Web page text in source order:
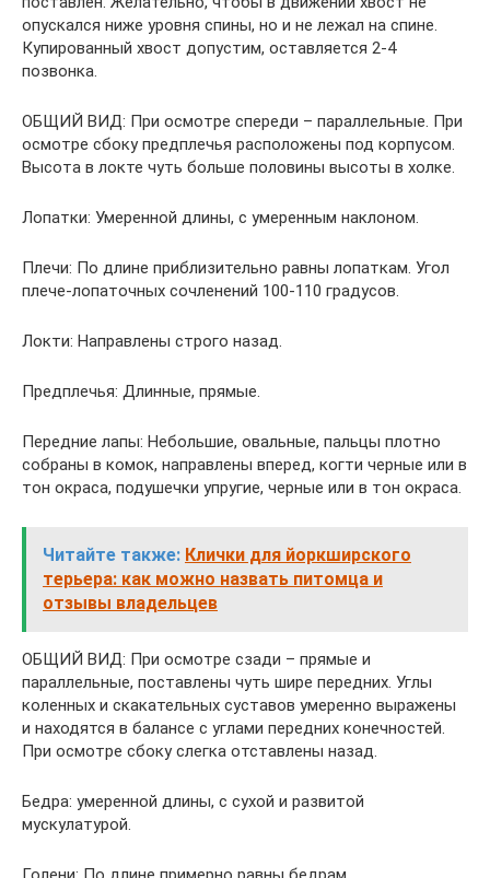
опускался ниже уровня спины, но и не лежал на спине.
Купированный хвост допустим, оставляется 2-4
позвонка.
ОБЩИЙ ВИД: При осмотре спереди – параллельные. При
осмотре сбоку предплечья расположены под корпусом.
Высота в локте чуть больше половины высоты в холке.
Лопатки: Умеренной длины, с умеренным наклоном.
Плечи: По длине приблизительно равны лопаткам. Угол
плече-лопаточных сочленений 100-110 градусов.
Локти: Направлены строго назад.
Предплечья: Длинные, прямые.
Передние лапы: Небольшие, овальные, пальцы плотно
собраны в комок, направлены вперед, когти черные или в
тон окраса, подушечки упругие, черные или в тон окраса.
Читайте также: Клички для йоркширского
терьера: как можно назвать питомца и
отзывы владельцев
ОБЩИЙ ВИД: При осмотре сзади – прямые и
параллельные, поставлены чуть шире передних. Углы
коленных и скакательных суставов умеренно выражены
и находятся в балансе с углами передних конечностей.
При осмотре сбоку слегка отставлены назад.
Бедра: умеренной длины, с сухой и развитой
мускулатурой.